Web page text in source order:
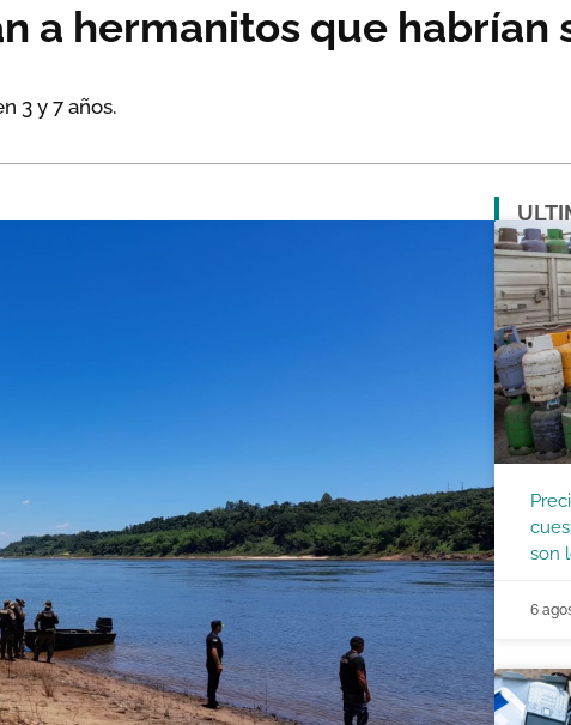
a hermanitos que habrían
3 y 7 años.
son
6